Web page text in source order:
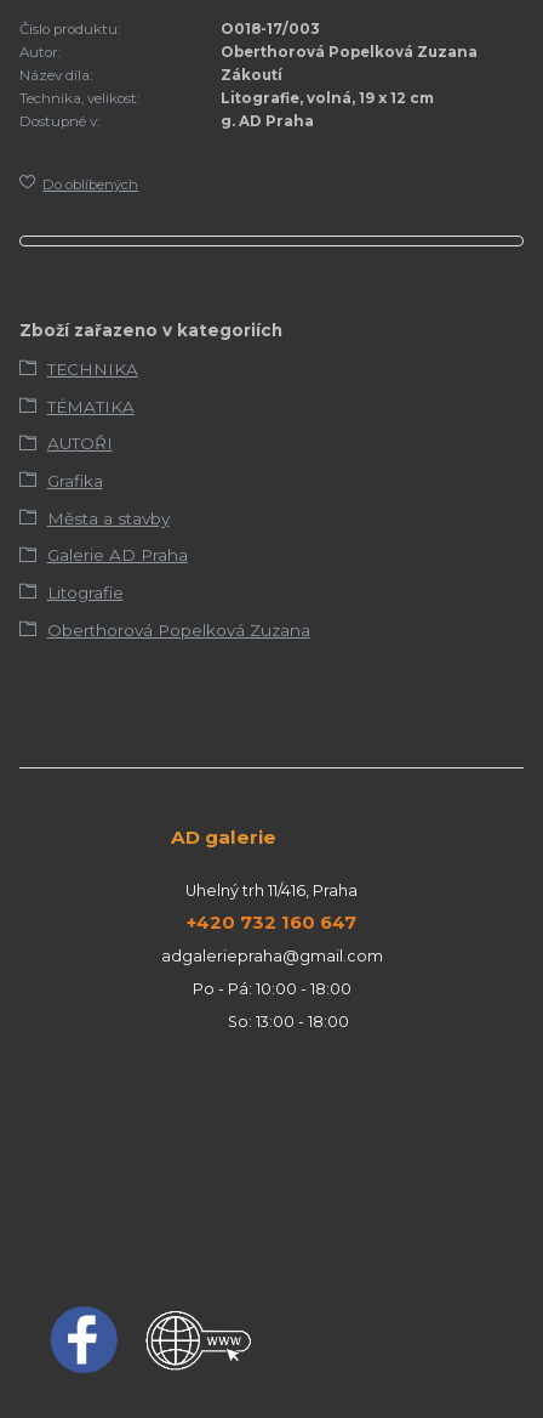
Číslo produktu:
O018-17/003
Autor:
Oberthorová Popelková Zuzana
Název díla:
Zákoutí
Technika, velikost:
Litografie, volná, 19 x 12 cm
Dostupné v:
g. AD Praha
Do oblíbených
Zboží zařazeno v kategoriích
TECHNIKA
TÉMATIKA
AUTOŘI
Grafika
Města a stavby
Galerie AD Praha
Litografie
Oberthorová Popelková Zuzana
AD galerie
Uhelný trh 11/416, Praha
+420 732 160 647
adgaleriepraha@gmail.com
Po - Pá: 10:00 - 18:00
So: 13:00 - 18:00